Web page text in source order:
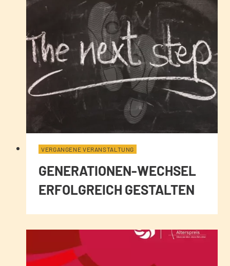
VERGANGENE VERANSTALTUNG
GENERATIONEN-WECHSEL
ERFOLGREICH GESTALTEN